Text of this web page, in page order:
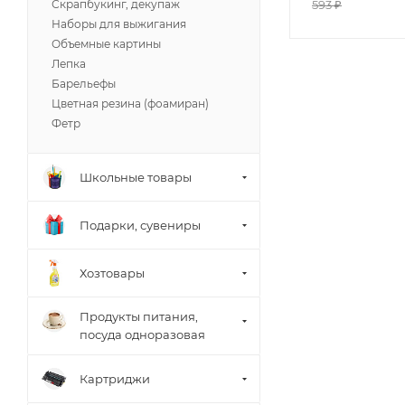
593₽
Скрапбукинг, декупаж
Наборы для выжигания
Объемные картины
Лепка
Барельефы
Цветная резина (фоамиран)
Фетр
Школьные товары
Подарки, сувениры
Хозтовары
Продукты питания,
посуда одноразовая
Картриджи